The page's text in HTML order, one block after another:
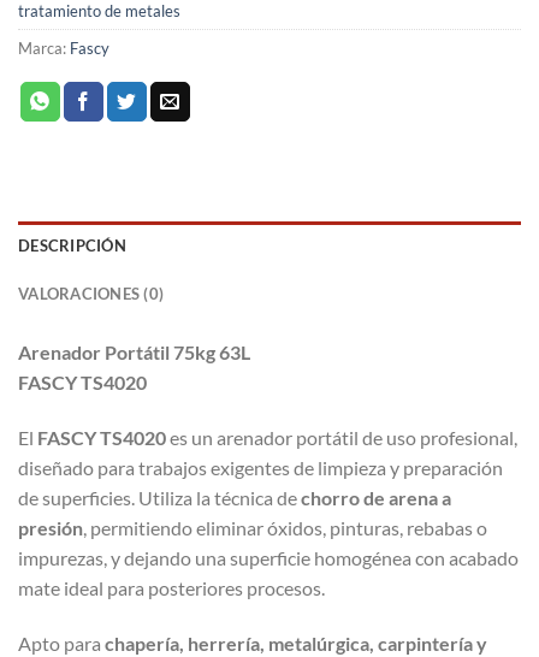
tratamiento de metales
Marca: Fascy
DESCRIPCIÓN
VALORACIONES (0)
Arenador Portátil 75kg 63L
FASCY TS4020
El FASCY TS4020es un arenador portátil de uso profesional,
diseñado para trabajos exigentes de limpieza y preparación
de superficies. Utiliza la técnica dechorro de arena a
presión, permitiendo eliminar óxidos, pinturas, rebabas o
impurezas, y dejando una superficie homogénea con acabado
mate ideal para posteriores procesos.
Apto para chapería, herrería, metalúrgica, carpintería y